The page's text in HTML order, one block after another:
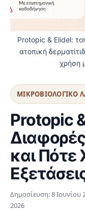
Protopic & Elidel:
ατοπική
χρήση
ΜΙΚΡΟΒΙΟΛΟΓΙΚΟ
Protopic
και Πότε
Δημοσίευση:8 Ιουνίου
2026